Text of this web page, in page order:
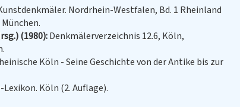
Nordrhein-Westfalen, Bd. 1 Rheinland
(1980) Denkmälerverzeichnis 12.6, Köln,
Köln - Seine Geschichte von der Antike bis zur
Köln (2. Auflage).